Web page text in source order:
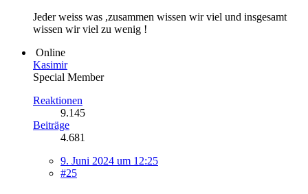
Jeder weiss was ,zusammen wissen wir viel und insgesamt
wissen wir viel zu wenig !
Online
Kasimir
Special Member
Reaktionen
9.145
Beiträge
4.681
9. Juni 2024 um 12:25
#25